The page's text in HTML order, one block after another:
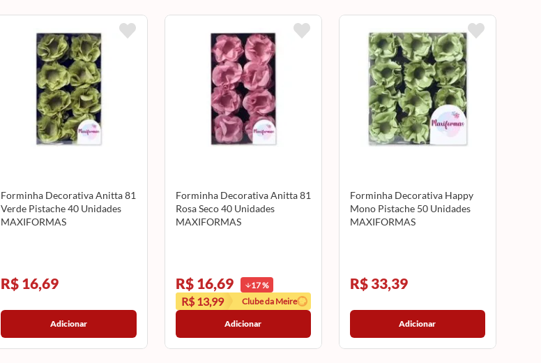
Forminha Decorativa Anitta 81
Verde Pistache 40 Unidades
MAXIFORMAS
R$ 16,69
Adicionar
Forminha Decorativa Anitta 81
Rosa Seco 40 Unidades
MAXIFORMAS
R$ 16,69 17%
R$ 13,99 Clube da Meire
Adicionar
Forminha Decorativa Happy
Mono Pistache 50 Unidades
MAXIFORMAS
R$ 33,39
Adicionar